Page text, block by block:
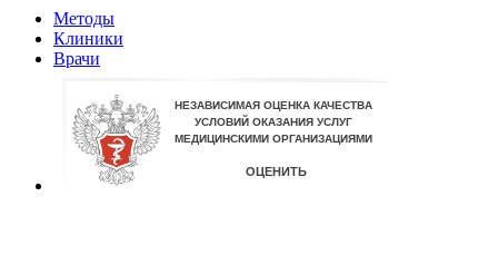
Методы
Клиники
Врачи